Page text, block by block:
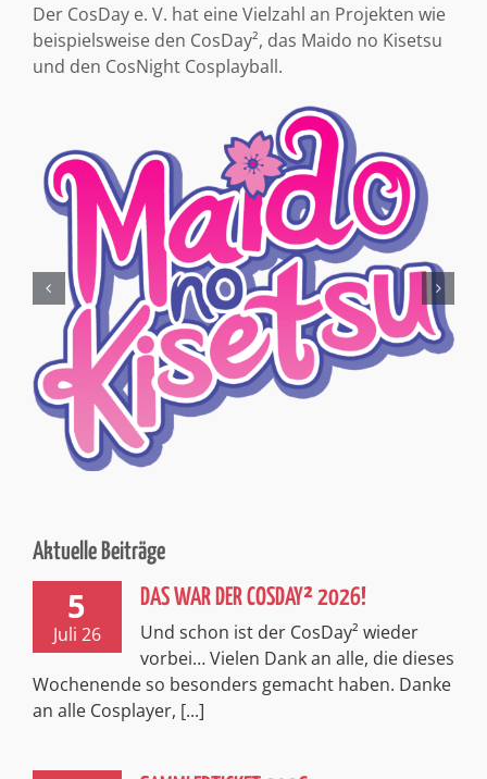
Der CosDay e. V. hat eine Vielzahl an Projekten wie
beispielsweise den CosDay², das Maido no Kisetsu
und den CosNight Cosplayball.
Aktuelle Beiträge
5
Juli 26
DAS WAR DER COSDAY² 2026!
Und schon ist der CosDay² wieder
vorbei… Vielen Dank an alle, die dieses
Wochenende so besonders gemacht haben. Danke
an alle Cosplayer, [...]